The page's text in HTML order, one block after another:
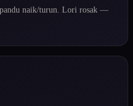
naik/turun. Lori rosak —